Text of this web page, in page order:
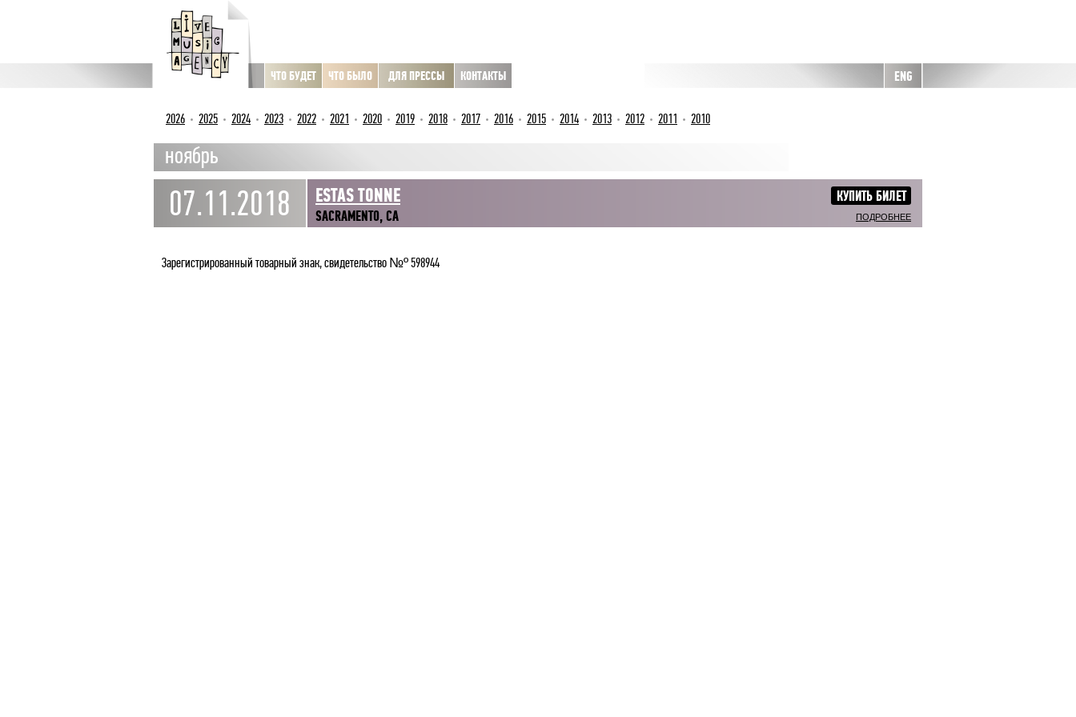
ЧТО БУДЕТ ЧТО БЫЛО ДЛЯ ПРЕССЫ КОНТАКТЫ ENG
2026 2025 2024 2023 2022 2021 2020 2019 2018 2017 2016 2015 2014 2013 2012 2011 2010
ноябрь
07.11.2018 КУПИТЬ БИЛЕТ
ПОДРОБНЕЕ
ESTAS TONNE
SACRAMENTO, CA
Зарегистрированный товарный знак, свидетельство №º 598944